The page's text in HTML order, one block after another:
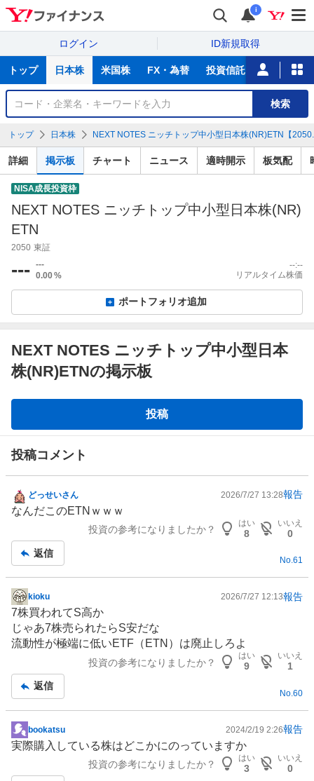
i
ログイン ID新規取得
サ
トップ 日本株 米国株 FX・為替 投資信託 ニュース
銘
検
索
検索
トップ 日本株 NEXT NOTES ニッチトップ中小型日本株(NR)ETN【
詳細 掲示板 チャート ニュース 適時開示 板気配
NISA成長投資枠
NEXT NOTES ニッチトップ中小型日本株(NR)
ETN
2050 東証
--- ---
0.00%
--:--
リアルタイム株価
ポートフォリオ追加
NEXT NOTES ニッチトップ中小型日本
株(NR)ETNの掲示板
板
投稿
投稿コメント
掲
示
事
どっせいさん 2026/7/27 13:28報告
なんだこのETNｗｗｗ
投資の参考になりましたか？
はい
8
いいえ
0
返信
No.61
掲
示
板
記
kioku 2026/7/27 12:13報告
7株買われてS高か
じゃあ7株売られたらS安だな
流動性が極端に低いETF（ETN）は廃止しろよ
投資の参考になりましたか？
はい
9
いいえ
1
返信
No. 60
掲
示
bookatsu 2024/2/19 2:26報告
実際購入している株はどこかにのっていますか
投資の参考になりましたか？
はい
3
いいえ
0